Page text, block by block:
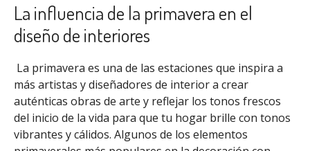
La influencia de la primavera en el
diseño de interiores
La primavera es una de las estaciones que inspira a
más artistas y diseñadores de interior a crear
auténticas obras de arte y reflejar los tonos frescos
del inicio de la vida para que tu hogar brille con tonos
vibrantes y cálidos. Algunos de los elementos